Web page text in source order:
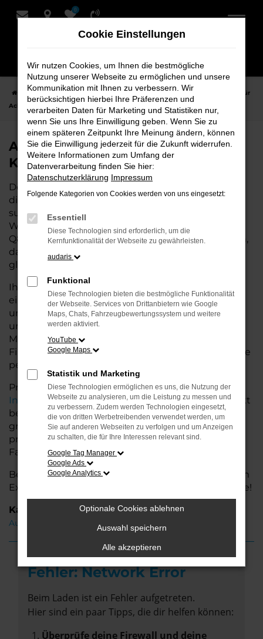
Zum
0
Startseite Achim Audi
Audi Q8 Fahrzeuge bei Schmidt + Koch für
Achim
Audi Q8 Fahrzeuge bei Schmidt +
Koch für Achim
Der Audi Q8 ist die perfekte Wahl für alle in Achim,
die ein zuverlässiges und modernes Fahrzeug
suchen. Ob für den täglichen Arbeitsweg,
Wochenendausflüge oder lange Reisen, der Audi
Q8 bietet Komfort, Effizienz und modernes Design,
das sowohl in der Stadt als auch auf dem Land
glänzt.
Ihr Audi Autohaus in Achim bietet Ihnen neben
einer breiten Auswahl an Audi Fahrzeugen auch
umfassende Beratung und Service. Wir
unterstützen Sie bei der Auswahl des passenden
Modells und bieten maßgeschneiderte
Finanzierungslösungen sowie Leasingoptionen, die
perfekt zu Ihrem Budget und Bedarf passen.
Profitieren Sie von zusätzlichen Services wie
Inzahlungnahme,Wartung und Reparaturendirekt
bei Ihrem Audi Autohaus in Achim. Mit unserer
großen Auswahl an Fahrzeugen und der
professionellen Beratung finden Sie bei uns das
Fahrzeug, das Ihre Ansprüche erfüllt.
Besuchen Sie uns und lassen Sie sich von unserem
Expertenteam beraten – der Audi Q8 wartet auf Sie!
Kategorie
Audi Q8 Gebrauchtwagen Achim
Fehler: Network Error
Beim Laden ist ein Fehler aufgetreten.
Hier sind ein paar Tipps, die dir helfen können:
Überprüfe deine Firewall und deine
Cookie Einstellungen
Wir nutzen Cookies, um Ihnen die bestmögliche
Nutzung unserer Webseite zu ermöglichen und unsere
Kommunikation mit Ihnen zu verbessern. Wir
berücksichtigen hierbei Ihre Präferenzen und
verarbeiten Daten für Marketing und Statistiken nur,
wenn Sie uns Ihre Einwilligung geben. Wenn Sie zu
einem späteren Zeitpunkt Ihre Meinung ändern, können
Sie die Einwilligung jederzeit für die Zukunft widerrufen.
Weitere Informationen zum Umfang der
Datenverarbeitung finden Sie hier:
Datenschutzerklärung Impressum
Folgende Kategorien von Cookies werden von uns eingesetzt:
Essentiell
Diese Technologien sind erforderlich, um die
Kernfunktionalität der Webseite zu gewährleisten.
audaris
Funktional
Diese Technologien bieten die bestmögliche Funktionalität
der Webseite. Services von Drittanbietern wie Google
Maps, Chats, Fahrzeugbewertungssystem und weitere
werden aktiviert.
YouTube
Google Maps
Statistik und Marketing
Diese Technologien ermöglichen es uns, die Nutzung der
Webseite zu analysieren, um die Leistung zu messen und
zu verbessern. Zudem werden Technologien eingesetzt,
die von dritten Werbetreibenden verwendet werden, um
Sie auf anderen Webseiten zu verfolgen und um Anzeigen
zu schalten, die für Ihre Interessen relevant sind.
Google Tag Manager
Google Ads
Google Analytics
Optionale Cookies ablehnen
Auswahl speichern
Alle akzeptieren